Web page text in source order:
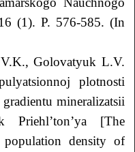
(1). P. 576-585. (In
Golovatyuk L.V.
plotnosti
mineralizatsii
[The
density of